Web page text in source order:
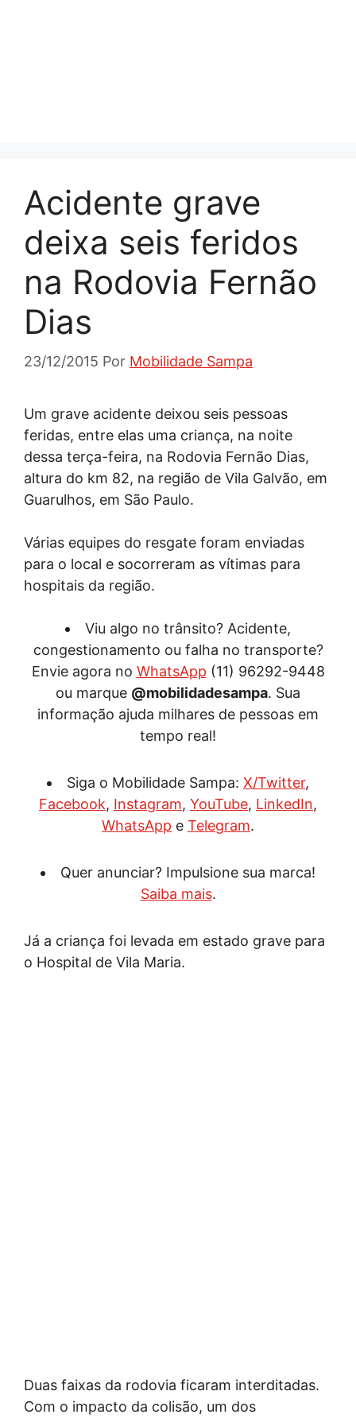
Acidente grave
deixa seis feridos
na Rodovia Fernão
Dias
23/12/2015 Por Mobilidade Sampa
Um grave acidente deixou seis pessoas
feridas, entre elas uma criança, na noite
dessa terça-feira, na Rodovia Fernão Dias,
altura do km 82, na região de Vila Galvão, em
Guarulhos, em São Paulo.
Várias equipes do resgate foram enviadas
para o local e socorreram as vítimas para
hospitais da região.
Viu algo no trânsito? Acidente,
congestionamento ou falha no transporte?
Envie agora no WhatsApp (11) 96292-9448
ou marque @mobilidadesampa. Sua
informação ajuda milhares de pessoas em
tempo real!
Siga o Mobilidade Sampa: X/Twitter,
Facebook, Instagram, YouTube, LinkedIn,
WhatsApp e Telegram.
Quer anunciar? Impulsione sua marca!
Saiba mais.
Já a criança foi levada em estado grave para
o Hospital de Vila Maria.
Duas faixas da rodovia ficaram interditadas.
Com o impacto da colisão, um dos